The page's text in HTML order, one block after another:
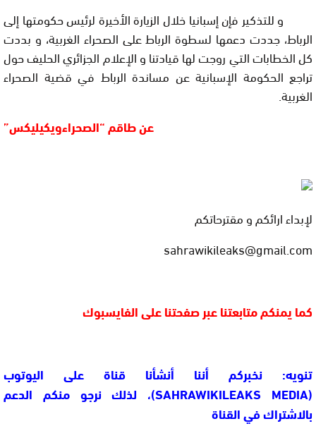
و للتذكير فإن إسبانيا خلال الزيارة الأخيرة لرئيس حكومتها إلى
الرباط، جددت دعمها لسطوة الرباط على الصحراء الغربية، و بددت
كل الخطابات التي روجت لها قيادتنا و الإعلام الجزائري الحليف حول
تراجع الحكومة الإسبانية عن مساندة الرباط في قضية الصحراء
الغربية.
عن طاقم “الصحراءويكيليكس”
لإبداء ارائكم و مقترحاتكم
sahrawikileaks@gmail.com
كما يمنكم متابعتنا عبر صفحتنا على الفايسبوك
تنويه: نخبركم أننا أنشأنا قناة على اليوتوب
(SAHRAWIKILEAKS MEDIA)، لذلك نرجو منكم الدعم
بالاشتراك في القناة